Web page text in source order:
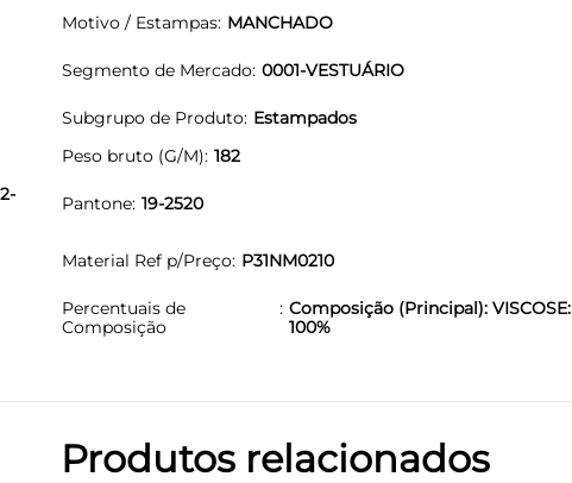
Motivo / Estampas MANCHADO
Segmento de Mercado 0001-VESTUÁRIO
Subgrupo de Produto Estampados
Peso bruto (G/M) 182
Pantone 19-2520
Material Ref p/Preço P31NM0210
Percentuais de
Composição
Composição (Principal): VISCOSE:
100%
Produtos relacionados